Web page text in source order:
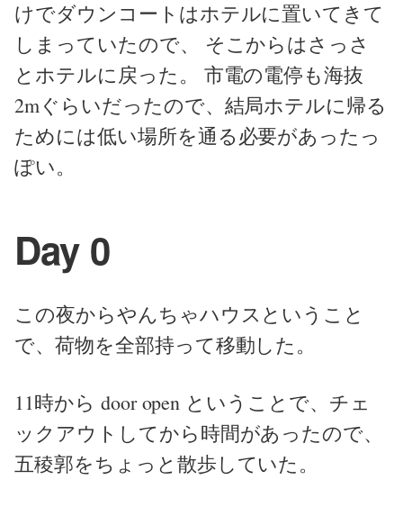
けでダウンコートはホテルに置いてきて
しまっていたので、 そこからはさっさ
とホテルに戻った。 市電の電停も海抜
2mぐらいだったので、結局ホテルに帰る
ためには低い場所を通る必要があったっ
ぽい。
Day 0
この夜からやんちゃハウスということ
で、荷物を全部持って移動した。
11時から door open ということで、チェ
ックアウトしてから時間があったので、
五稜郭をちょっと散歩していた。